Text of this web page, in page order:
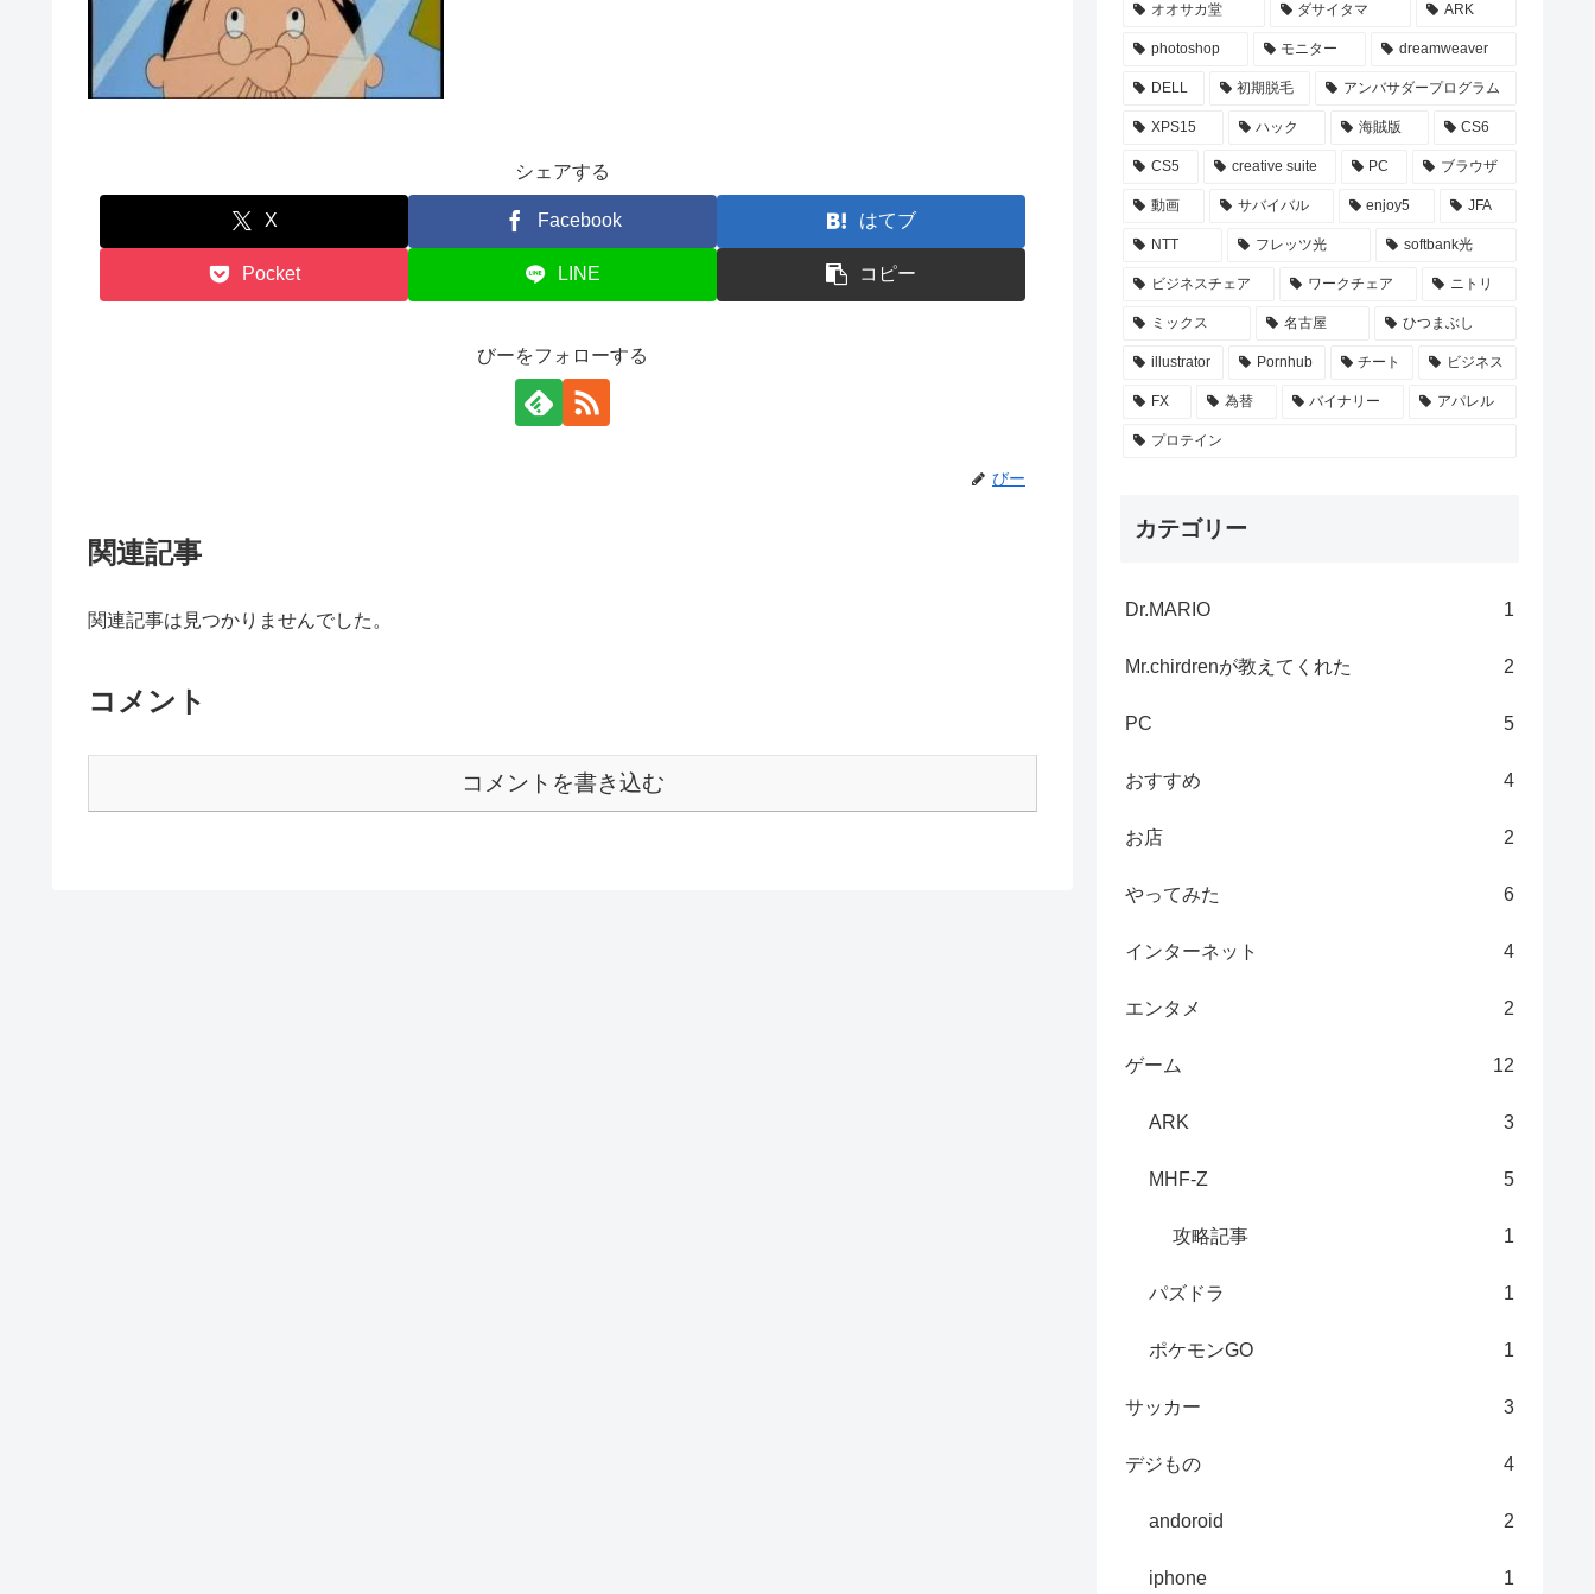
シェアする
X Facebook はてブ
Pocket LINE コピー
びーをフォローする
びー
関連記事
関連記事は見つかりませんでした。
コメント
コメントを書き込む
オオサカ堂 ダサイタマ ARK
photoshop モニター dreamweaver
DELL 初期脱毛 アンバサダープログラム
XPS15 ハック 海賊版 CS6
CS5 creative suite PC ブラウザ
動画 サバイバル enjoy5 JFA
NTT フレッツ光 softbank光
ビジネスチェア ワークチェア ニトリ
ミックス 名古屋 ひつまぶし
illustrator Pornhub チート ビジネス
FX 為替 バイナリー アパレル
プロテイン
カテゴリー
Dr.MARIO 1
Mr.chirdrenが教えてくれた 2
PC 5
おすすめ 4
お店 2
やってみた 6
インターネット 4
エンタメ 2
ゲーム 12
ARK 3
MHF-Z 5
攻略記事 1
パズドラ 1
ポケモンGO 1
サッカー 3
デジもの 4
andoroid 2
iphone 1